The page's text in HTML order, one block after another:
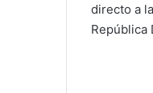
directo a
República